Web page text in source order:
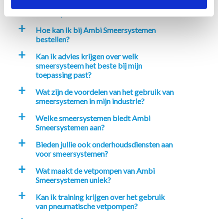
a
Hoe kan ik bij Ambi Smeersystemen
bestellen?
a
Kan ik advies krijgen over welk
smeersysteem het beste bij mijn
toepassing past?
a
Wat zijn de voordelen van het gebruik van
smeersystemen in mijn industrie?
a
Welke smeersystemen biedt Ambi
Smeersystemen aan?
a
Bieden jullie ook onderhoudsdiensten aan
voor smeersystemen?
a
Wat maakt de vetpompen van Ambi
Smeersystemen uniek?
a
Kan ik training krijgen over het gebruik
van pneumatische vetpompen?